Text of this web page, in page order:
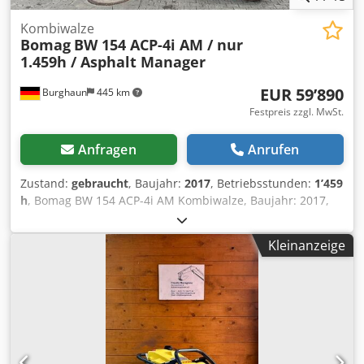
Burghaun 445 km
Kombiwalze
Bomag BW 154 ACP-4i AM / nur
1.459h / Asphalt Manager
EUR 59’890
Festpreis zzgl. MwSt.
Anfragen Anrufen
Zustand: gebraucht, Baujahr: 2017, Betriebsstunden: 1’459
h, Bomag BW 154 ACP-4i AM Kombiwalze, Baujahr: 2017,
Betriebsstunden: nur 1.459h, Motor: Kubota[55,4kW/75PS],
Asphalt Manager 2, Asphaltschneide rechts, Gewicht:
7.400kg, Glattbandbandage, guter Zustand, sofort
Einsatzbereit, Auf Wunsch unterbreiten wir Ihnen ein
Leasing- oder Finanzierungsangebot, Herr Mihm(Tel.
betreut Sie gerne., Weitere Informationen finden Sie auf
unserer Homepage., Irrtümer und Zwischenverkauf
vorbehalten! englisch:, Bomag BW 154 ACP-4i AM
combination roller, Year of manufacture: 2017, Operating
Kleinanzeige